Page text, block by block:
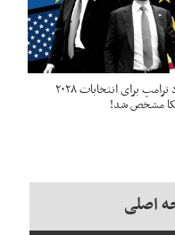
نامزد ترامپ برای انتخابات ۲۰۲۸
مشخص شد!
اصلی